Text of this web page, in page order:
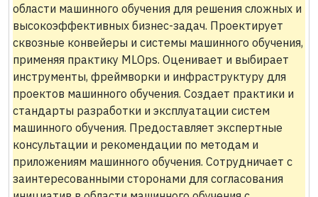
области машинного обучения для решения сложных и
высокоэффективных бизнес-задач. Проектирует
сквозные конвейеры и системы машинного обучения,
применяя практику MLOps. Оценивает и выбирает
инструменты, фреймворки и инфраструктуру для
проектов машинного обучения. Создает практики и
стандарты разработки и эксплуатации систем
машинного обучения. Предоставляет экспертные
консультации и рекомендации по методам и
приложениям машинного обучения. Сотрудничает с
заинтересованными сторонами для согласования